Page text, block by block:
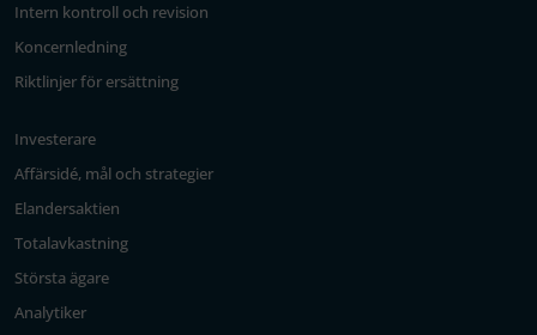
Intern kontroll och revision
Koncernledning
Riktlinjer för ersättning
Investerare
Affärsidé, mål och strategier
Elandersaktien
Totalavkastning
Största ägare
Analytiker